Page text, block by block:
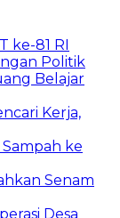
ke-81 RI
Politik
Belajar
Kerja,
ke
Senam
Desa